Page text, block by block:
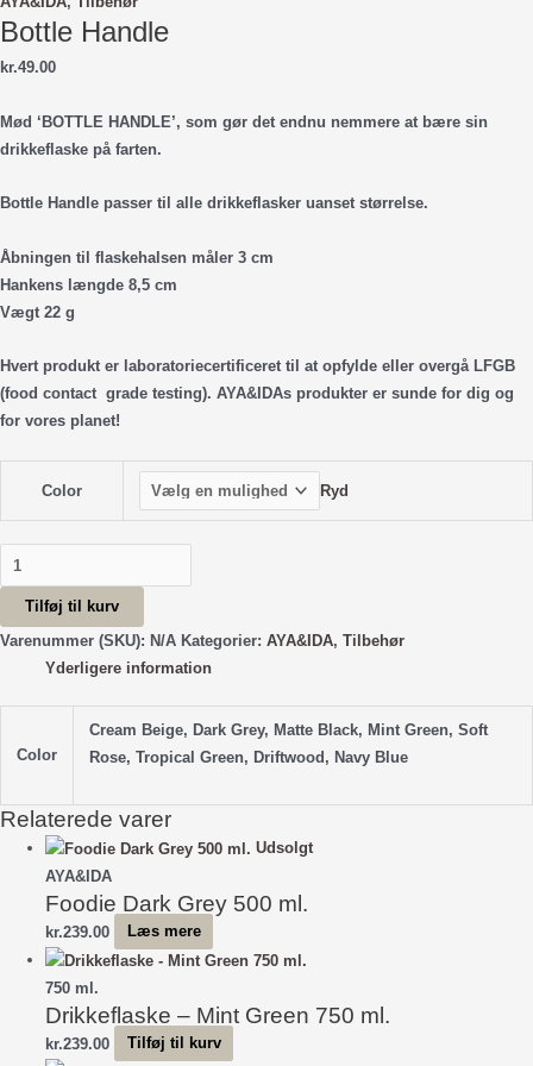
Bottle Handle
kr.49.00
Mød ‘BOTTLE HANDLE’, som gør det endnu nemmere at bære sin
drikkeflaske på farten.
Bottle Handle passer til alle drikkeflasker uanset størrelse.
Åbningen til flaskehalsen måler 3 cm
Hankens længde 8,5 cm
Vægt 22 g
Hvert produkt er laboratoriecertificeret til at opfylde eller overgå LFGB
(food contact grade testing). AYA&IDAs produkter er sunde for dig og
for vores planet!
Color Ryd
Bottle
Handle
antalTilføj til kurv
Varenummer (SKU): N/A Kategorier: AYA&IDA, Tilbehør
Yderligere information
Color
Cream Beige, Dark Grey, Matte Black, Mint Green, Soft
Rose, Tropical Green, Driftwood, Navy Blue
Relaterede varer
Udsolgt
AYA&IDA
Foodie Dark Grey 500 ml.
kr.239.00 Læs mere
750 ml.
Drikkeflaske – Mint Green 750 ml.
kr.239.00 Tilføj til kurv